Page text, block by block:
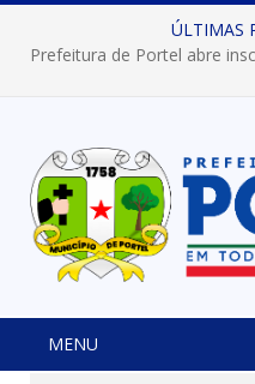
ÚLTIMAS
MENU